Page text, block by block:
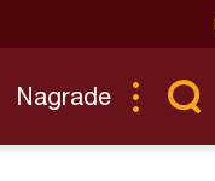
Nagrade